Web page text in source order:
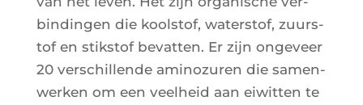
bin­din­gen die kool­stof, waters­tof, zuurs­
tof en stiks­tof bevat­ten. Er zijn onge­veer
20 ver­schil­lende ami­no­zu­ren die samen­
wer­ken om een veel­heid aan eiwit­ten te